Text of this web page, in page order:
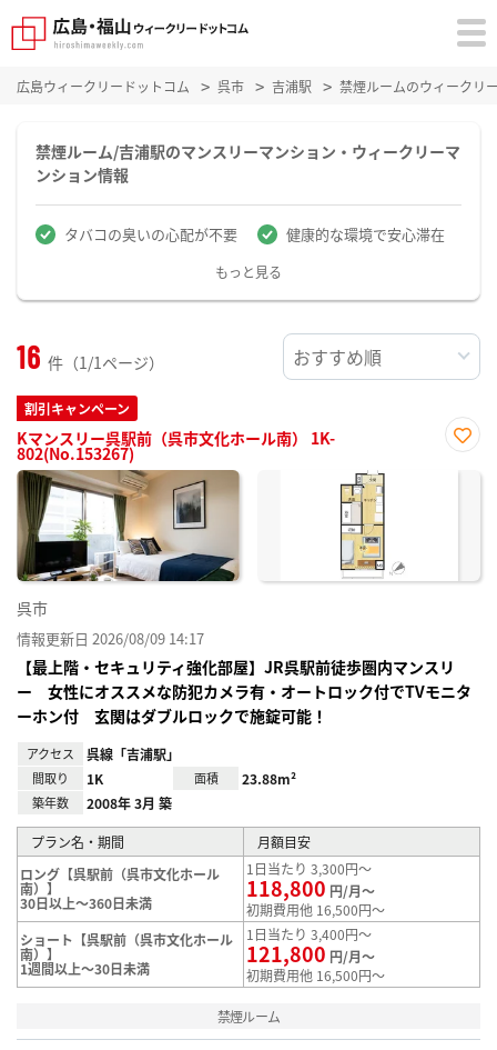
広島ウィークリードットコム 呉市 吉浦駅 禁煙ルームのウィークリ
禁煙ルーム/吉浦駅のマンスリーマンション・ウィークリーマ
ンション情報
タバコの臭いの心配が不要 健康的な環境で安心滞在
もっと見る
16 件（1/1ページ）
割引キャンペーン
Kマンスリー呉駅前（呉市文化ホール南） 1K-
802(No.153267)
に入
呉市
情報更新日 2026/08/09 14:17
【最上階・セキュリティ強化部屋】JR呉駅前徒歩圏内マンスリ
ー 女性にオススメな防犯カメラ有・オートロック付でTVモニタ
ーホン付 玄関はダブルロックで施錠可能！
アクセス 呉線「吉浦駅」
間取り 1K 面積 23.88m²
築年数 2008年 3月 築
プラン名・期間
月額目安
ロング【呉駅前（呉市文化ホール
南）】
30日以上～360日未満
1日当たり 3,300円～
118,800 円/月～
初期費用他 16,500円～
ショート【呉駅前（呉市文化ホール
南）】
1週間以上～30日未満
1日当たり 3,400円～
121,800 円/月～
初期費用他 16,500円～
禁煙ルーム